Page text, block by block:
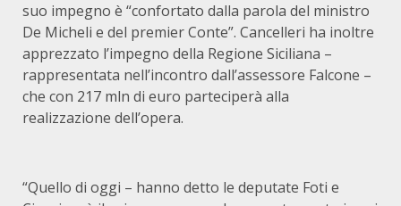
suo impegno è “confortato dalla parola del ministro
De Micheli e del premier Conte”. Cancelleri ha inoltre
apprezzato l’impegno della Regione Siciliana –
rappresentata nell’incontro dall’assessore Falcone –
che con 217 mln di euro parteciperà alla
realizzazione dell’opera.
“Quello di oggi – hanno detto le deputate Foti e